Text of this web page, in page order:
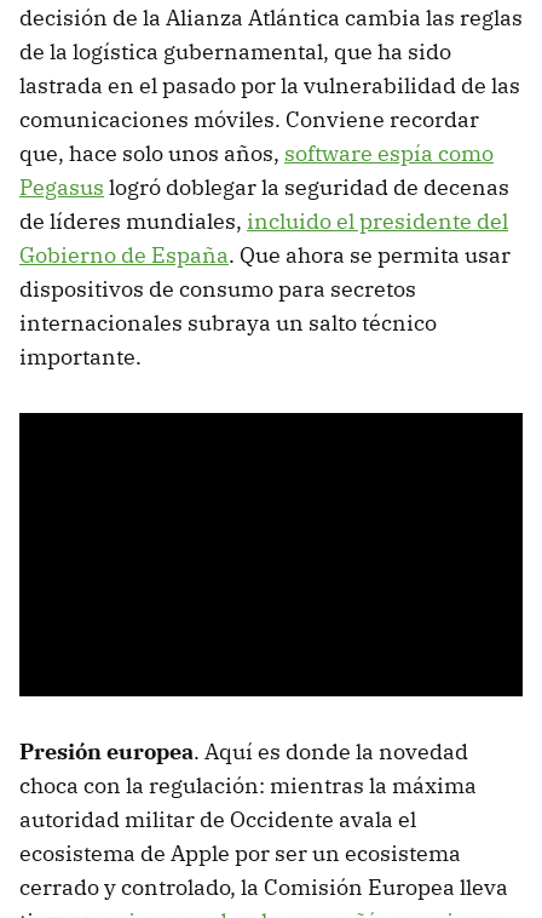
decisión de la Alianza Atlántica cambia las reglas
de la logística gubernamental, que ha sido
lastrada en el pasado por la vulnerabilidad de las
comunicaciones móviles. Conviene recordar
que, hace solo unos años, software espía como
Pegasus logró doblegar la seguridad de decenas
de líderes mundiales, incluido el presidente del
Gobierno de España. Que ahora se permita usar
dispositivos de consumo para secretos
internacionales subraya un salto técnico
importante.
Presión europea. Aquí es donde la novedad
choca con la regulación: mientras la máxima
autoridad militar de Occidente avala el
ecosistema de Apple por ser un ecosistema
cerrado y controlado, la Comisión Europea lleva